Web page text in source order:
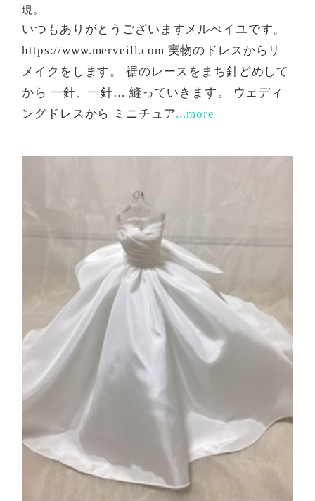
現。
いつもありがとうございますメルべイユです。
https://www.merveill.com 実物のドレスからリ
メイクをします。 裾のレースをまち針どめして
から 一針、一針… 縫っていきます。 ウェディ
ングドレスから ミニチュア...more